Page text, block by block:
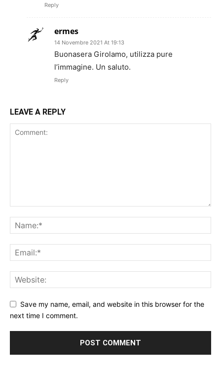
Reply
ermes
14 Novembre 2021 At 19:13
Buonasera Girolamo, utilizza pure
l’immagine. Un saluto.
Reply
LEAVE A REPLY
Save my name, email, and website in this browser for the
next time I comment.